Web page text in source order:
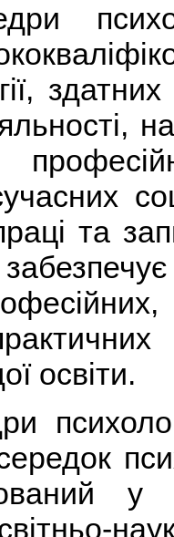
та
освіти.
у